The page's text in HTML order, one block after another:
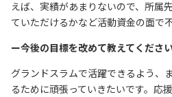
えば、実績があまりないので、所属
ていただけるかなど活動資金の面で
ー今後の目標を改めて教えてください
グランドスラムで活躍できるよう、
るために頑張っていきたいです。応